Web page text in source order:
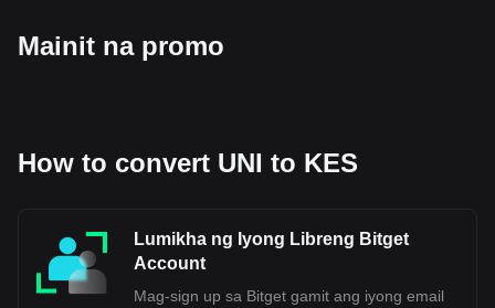
Mainit na promo
How to convert UNI to KES
Lumikha ng Iyong Libreng Bitget
Account
Mag-sign up sa Bitget gamit ang iyong email